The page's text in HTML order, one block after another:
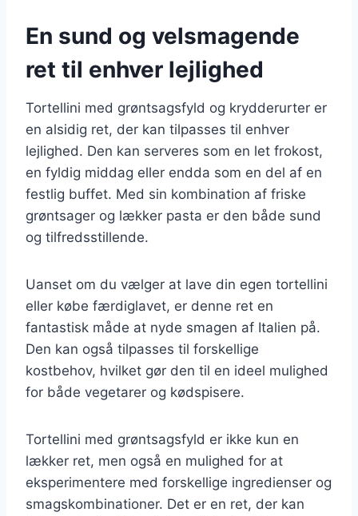
En sund og velsmagende
ret til enhver lejlighed
Tortellini med grøntsagsfyld og krydderurter er
en alsidig ret, der kan tilpasses til enhver
lejlighed. Den kan serveres som en let frokost,
en fyldig middag eller endda som en del af en
festlig buffet. Med sin kombination af friske
grøntsager og lækker pasta er den både sund
og tilfredsstillende.
Uanset om du vælger at lave din egen tortellini
eller købe færdiglavet, er denne ret en
fantastisk måde at nyde smagen af Italien på.
Den kan også tilpasses til forskellige
kostbehov, hvilket gør den til en ideel mulighed
for både vegetarer og kødspisere.
Tortellini med grøntsagsfyld er ikke kun en
lækker ret, men også en mulighed for at
eksperimentere med forskellige ingredienser og
smagskombinationer. Det er en ret, der kan